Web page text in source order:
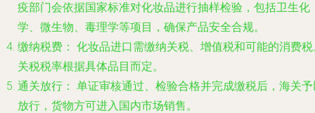
疫部门会依据国家标准对化妆品进行抽样检验，包括卫生化
学、微生物、毒理学等项目，确保产品安全合规。
缴纳税费： 化妆品进口需缴纳关税、增值税和可能的消费
关税税率根据具体品目而定。
通关放行： 单证审核通过、检验合格并完成缴税后，海关
放行，货物方可进入国内市场销售。